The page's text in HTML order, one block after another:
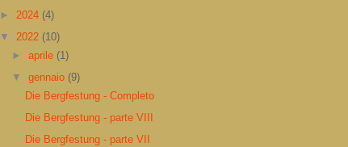
► 2024 (4)
▼ 2022 (10)
►aprile (1)
▼gennaio (9)
Die Bergfestung - Completo
Die Bergfestung - parte VIII
Die Bergfestung - parte VII